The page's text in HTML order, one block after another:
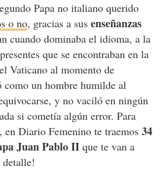
Papa no italiano querido
o no, gracias a sus enseñanzas
cuando dominaba el idioma, a la
que se encontraban en la
Vaticano al momento de
como un hombre humilde al
y no vaciló en ningún
si cometía algún error. Para
en Diario Femenino te traemos34
Juan Pablo IIque te van a
detalle!